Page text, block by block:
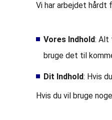
Vi har arbejdet hårdt
Vores Indhold: Alt
bruge det til
Dit Indhold: Hvis
Hvis du vil bruge